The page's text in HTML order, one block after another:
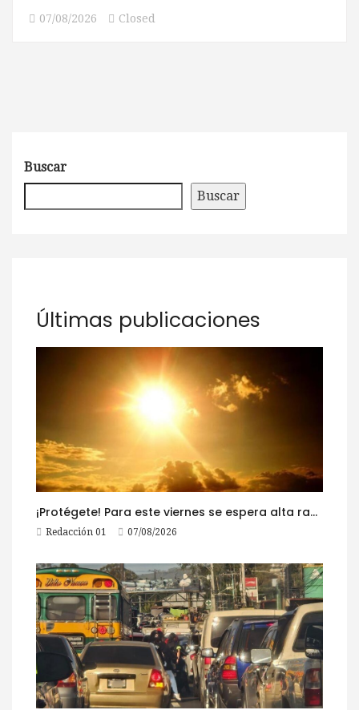
07/08/2026 Closed
Buscar
Buscar
Últimas publicaciones
¡Protégete! Para este viernes se espera alta radiación solar
Redacción 01 07/08/2026